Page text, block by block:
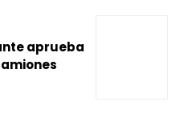
aprueba